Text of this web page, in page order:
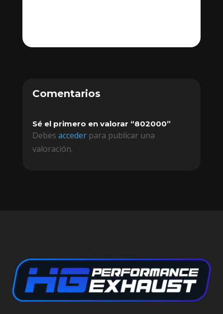
Comentarios
Sé el primero en valorar “802000”
Debes accederpara publicar una
valoración.